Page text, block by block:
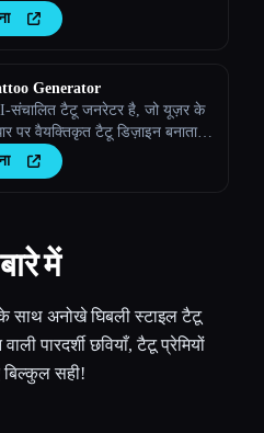
Generator
संचालित टैटू जनरेटर है, जो यूज़र के
पर वैयक्तिकृत टैटू डिज़ाइन बनाता
में
साथ अनोखे घिबली स्टाइल टैटू
पारदर्शी छवियाँ, टैटू प्रेमियों
सही!